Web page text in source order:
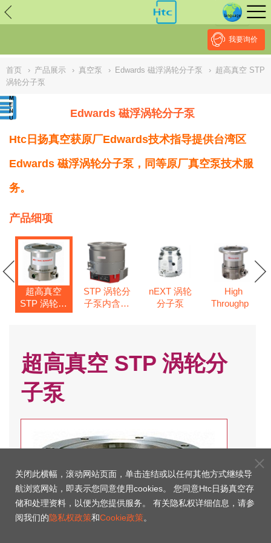
// replaced by scott on 2026/7/20 reason: high risk: Unsafe
Implementation Of Subresource Integrity /**/ // ------------------------------
我要询价
首页 › 产品展示 › 真空泵 › Edwards 磁浮涡轮分子泵 › 超高真空 STP
涡轮分子泵
Edwards 磁浮涡轮分子泵
Htc日扬真空获原厂Edwards技术指导提供台湾区
Edwards 磁浮涡轮分子泵，同等原厂真空泵技术服
务。
产品细项
超高真空
STP 涡轮分
子泵
STP 涡轮分
子泵内含控
nEXT 涡轮
分子泵
High
Throughput
超高真空 STP 涡轮分
子泵
关闭此横幅，滚动网站页面，单击连结或以任何其他方式继续导
航浏览网站，即表示您同意使用cookies。 您同意Htc日扬真空存
储和处理资料，以便为您提供服务。 有关隐私权详细信息，请参
阅我们的隐私权政策和Cookie政策。